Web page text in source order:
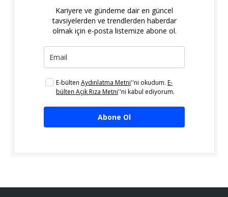
Kariyere ve gündeme dair en güncel
tavsiyelerden ve trendlerden haberdar
olmak için e-posta listemize abone ol.
E-bülten Aydınlatma Metni''ni okudum. E-
bülten Açık Rıza Metni''ni kabul ediyorum.
Abone Ol